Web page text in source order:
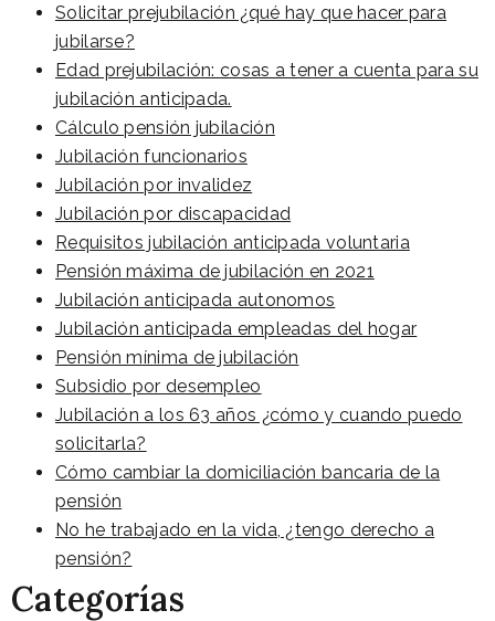
Solicitar prejubilación ¿qué hay que hacer para
jubilarse?
Edad prejubilación: cosas a tener a cuenta para su
jubilación anticipada.
Cálculo pensión jubilación
Jubilación funcionarios
Jubilación por invalidez
Jubilación por discapacidad
Requisitos jubilación anticipada voluntaria
Pensión máxima de jubilación en 2021
Jubilación anticipada autonomos
Jubilación anticipada empleadas del hogar
Pensión mínima de jubilación
Subsidio por desempleo
Jubilación a los 63 años ¿cómo y cuando puedo
solicitarla?
Cómo cambiar la domiciliación bancaria de la
pensión
No he trabajado en la vida, ¿tengo derecho a
pensión?
Categorías